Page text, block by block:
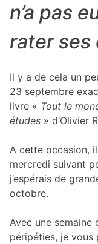
n’a pas
rater ses
Il y a de cela un
23 septembre
livre « Tout le
études » d’Olivier
A cette occasion,
mercredi suivant
j’espérais de
octobre.
Avec une
péripéties, je